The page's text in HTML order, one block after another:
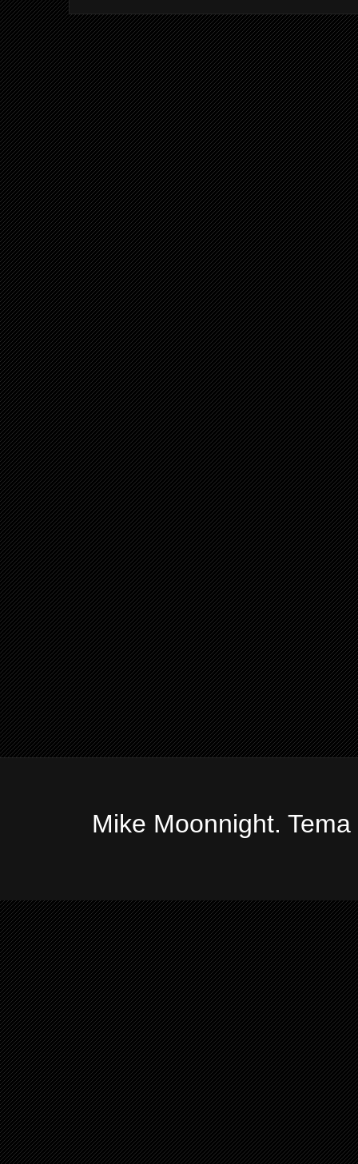
Mike Moonnight.